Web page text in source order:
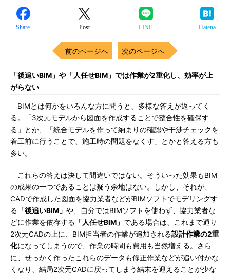
Share Post LINE Hatena
前のページへ 次のページへ
「後追いBIM」や「人任せBIM」では作業が2重化し、効率が上
がらない
BIMとは何かをいろんな方に問うと、多様な答えが返ってく
る。「3次元モデルから図面を作成することで整合性を確保す
る」とか、「統合モデルを作って納まりの確認や干渉チェックを
着工前に行うことで、施工時の問題をなくす」とかと答える方も
多い。
これらの答えは決して間違いではない。そういった効果もBIM
の成果の一つであることは疑う余地はない。しかし、それが、
CADで作成した図面を協力業者などがBIMソフトでモデリングす
る 「後追いBIM」 や、自分ではBIMソフトを使わず、協力業者な
どに作業を依存する 「人任せBIM」 である場合は、これまで通り
2次元CADの上に、BIM担当者の作業が追加される設計作業の2重
化になってしまうので、作業の時間も費用も当然増える。さら
に、せっかく作ったこれらのデータも修正作業などが追い付かな
くなり、結局2次元CADに戻ってしまう結末を迎えることが少な